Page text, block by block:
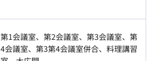
第1会議室、第2会議室、第3会議室、第
4会議室、第3第4会議室併合、料理講習